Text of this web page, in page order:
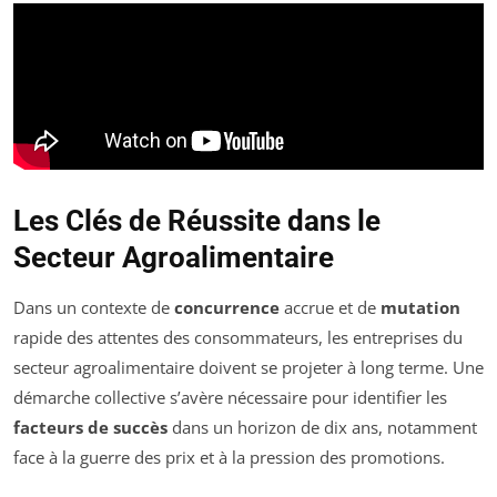
Les Clés de Réussite dans le
Secteur Agroalimentaire
Dans un contexte de concurrence accrue et de mutation
rapide des attentes des consommateurs, les entreprises du
secteur agroalimentaire doivent se projeter à long terme. Une
démarche collective s’avère nécessaire pour identifier les
facteurs de succès dans un horizon de dix ans, notamment
face à la guerre des prix et à la pression des promotions.